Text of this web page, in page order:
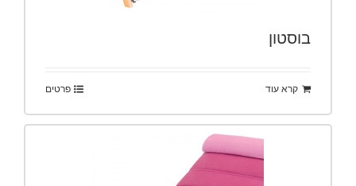
בוסטון
קרא עוד פרטים